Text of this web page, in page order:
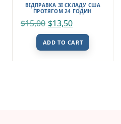
ВІДПРАВКА ЗІ СКЛАДУ США
ПРОТЯГОМ 24 ГОДИН
$15,00 $13,50
ADD TO CART